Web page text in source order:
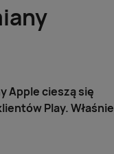
Apple cieszą się
Play. Właśnie